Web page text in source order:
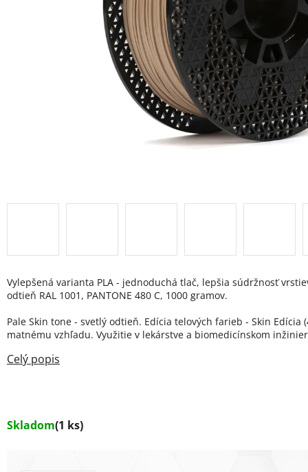
Skladom(1 ks)
Vylepšená varianta PLA - jednoduchá tlač, lepšia súdržnosť
odtieň RAL 1001, PANTONE 480 C, 1000 gramov.
Pale Skin tone - svetlý odtieň. Edícia telových farieb - Skin Edícia
matnému vzhľadu. Využitie v lekárstve a biomedicínskom